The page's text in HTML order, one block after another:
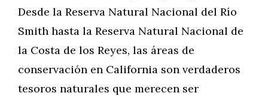
Desde la Reserva Natural Nacional del Río
Smith hasta la Reserva Natural Nacional de
la Costa de los Reyes, las áreas de
conservación en California son verdaderos
tesoros naturales que merecen ser